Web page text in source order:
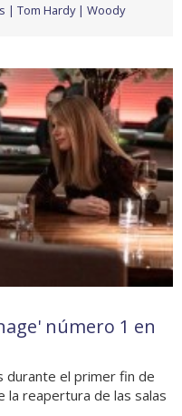
Tom Hardy
Woody
número 1 en
durante el primer fin de
reapertura de las salas